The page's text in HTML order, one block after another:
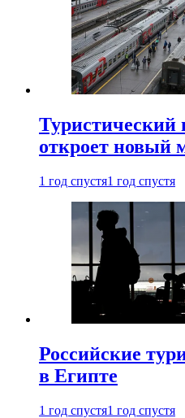
Туристический
откроет новый
1 год спустя1 год спустя
Российские
в Египте
1 год спустя1 год спустя